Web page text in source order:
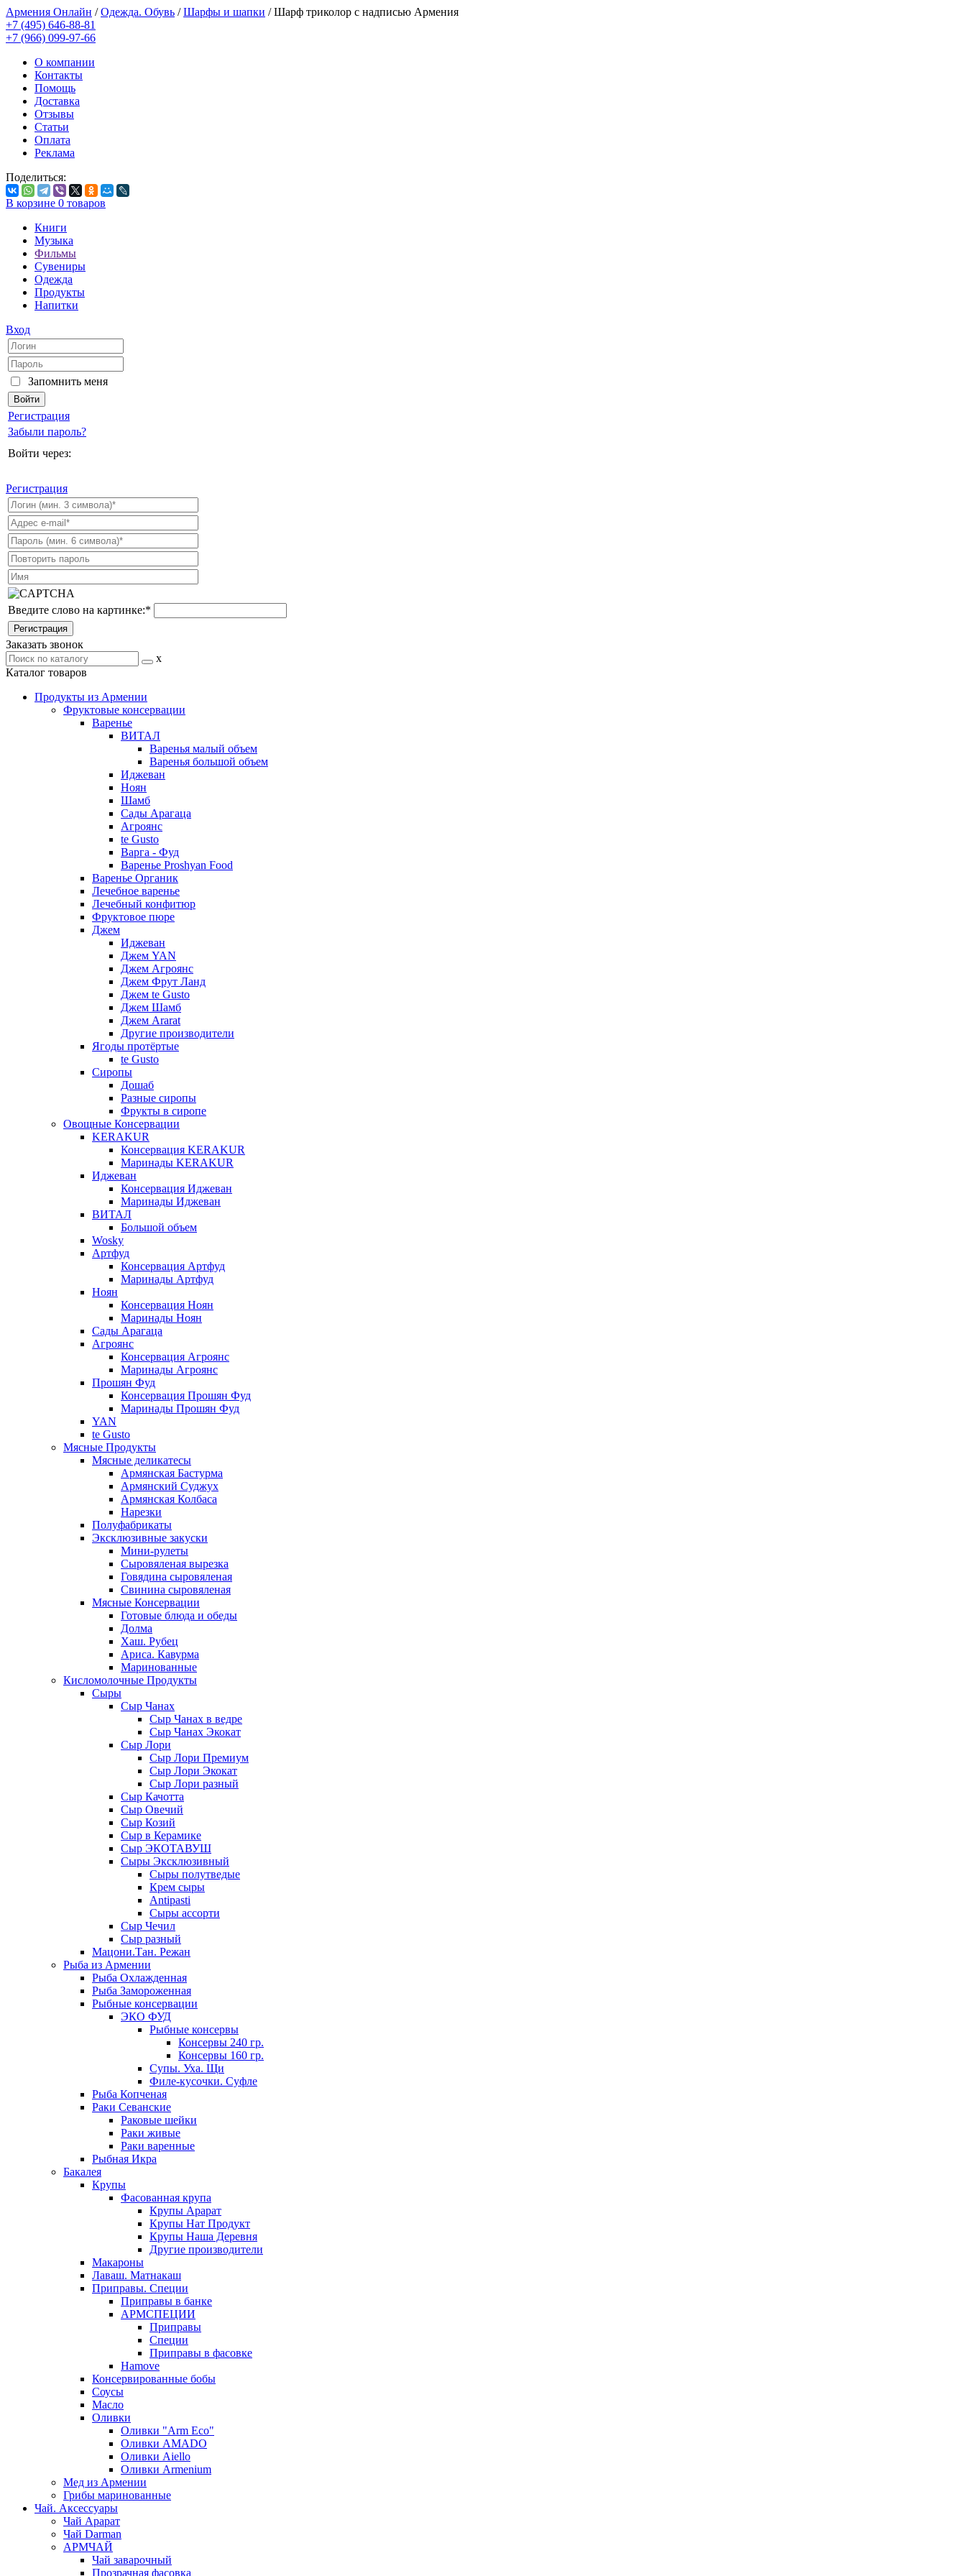
Армения Онлайн /Одежда. Обувь /Шарфы и шапки /Шарф триколор с надписью Армения
+7 (495) 646-88-81
+7 (966) 099-97-66
О компании
Контакты
Помощь
Доставка
Отзывы
Статьи
Оплата
Реклама
Поделиться:
В корзине 0 товаров
Книги
Музыка
Фильмы
Сувениры
Одежда
Продукты
Напитки
Вход
Запомнить меня
Регистрация
Забыли пароль?
Войти через:
Регистрация
Введите слово на картинке:*
Заказать звонок
x
Каталог товаров
Продукты из Армении
Фруктовые консервации
Варенье
ВИТАЛ
Варенья малый объем
Варенья большой объем
Иджеван
Ноян
Шамб
Сады Арагаца
Агроянс
te Gusto
Варга - Фуд
Варенье Proshyan Food
Варенье Органик
Лечебное варенье
Лечебный конфитюр
Фруктовое пюре
Джем
Иджеван
Джем YAN
Джем Агроянс
Джем Фрут Ланд
Джем te Gusto
Джем Шамб
Джем Ararat
Другие производители
Ягоды протёртые
te Gusto
Сиропы
Дошаб
Разные сиропы
Фрукты в сиропе
Овощные Консервации
KERAKUR
Консервация KERAKUR
Маринады KERAKUR
Иджеван
Консервация Иджеван
Маринады Иджеван
ВИТАЛ
Большой объем
Wosky
Артфуд
Консервация Артфуд
Маринады Артфуд
Ноян
Консервация Ноян
Маринады Ноян
Сады Арагаца
Агроянс
Консервация Агроянс
Маринады Агроянс
Прошян Фуд
Консервация Прошян Фуд
Маринады Прошян Фуд
YAN
te Gusto
Мясные Продукты
Мясные деликатесы
Армянская Бастурма
Армянский Суджух
Армянская Колбаса
Нарезки
Полуфабрикаты
Эксклюзивные закуски
Мини-рулеты
Сыровяленая вырезка
Говядина сыровяленая
Свинина сыровяленая
Мясные Консервации
Готовые блюда и обеды
Долма
Хаш. Рубец
Ариса. Кавурма
Маринованные
Кисломолочные Продукты
Сыры
Сыр Чанах
Сыр Чанах в ведре
Сыр Чанах Экокат
Сыр Лори
Сыр Лори Премиум
Сыр Лори Экокат
Сыр Лори разный
Сыр Качотта
Сыр Овечий
Сыр Козий
Сыр в Керамике
Сыр ЭКОТАВУШ
Сыры Эксклюзивный
Сыры полутведые
Крем сыры
Antipasti
Сыры ассорти
Сыр Чечил
Сыр разный
Мацони.Тан. Режан
Рыба из Армении
Рыба Охлажденная
Рыба Замороженная
Рыбные консервации
ЭКО ФУД
Рыбные консервы
Консервы 240 гр.
Консервы 160 гр.
Супы. Уха. Щи
Филе-кусочки. Суфле
Рыба Копченая
Раки Севанские
Раковые шейки
Раки живые
Раки варенные
Рыбная Икра
Бакалея
Крупы
Фасованная крупа
Крупы Арарат
Крупы Нат Продукт
Крупы Наша Деревня
Другие производители
Макароны
Лаваш. Матнакаш
Приправы. Специи
Приправы в банке
АРМСПЕЦИИ
Приправы
Специи
Приправы в фасовке
Hamove
Консервированные бобы
Соусы
Масло
Оливки
Оливки "Arm Eco"
Оливки AMADO
Оливки Aiello
Оливки Armenium
Мед из Армении
Грибы маринованные
Чай. Аксессуары
Чай Арарат
Чай Darman
АРМЧАЙ
Чай заварочный
Прозрачная фасовка